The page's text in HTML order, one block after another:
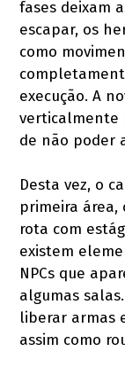
fases deixam
escapar, os
como
execução. A
verticalmente
de não poder
Desta vez, o
primeira área,
rota com
existem
NPCs que
algumas
liberar armas
assim como